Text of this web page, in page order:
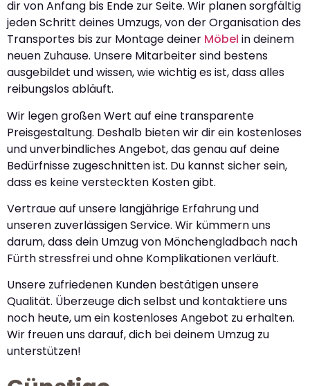
dir von Anfang bis Ende zur Seite. Wir planen sorgfältig
jeden Schritt deines Umzugs, von der Organisation des
Transportes bis zur Montage deiner Möbel in deinem
neuen Zuhause. Unsere Mitarbeiter sind bestens
ausgebildet und wissen, wie wichtig es ist, dass alles
reibungslos abläuft.
Wir legen großen Wert auf eine transparente
Preisgestaltung. Deshalb bieten wir dir ein kostenloses
und unverbindliches Angebot, das genau auf deine
Bedürfnisse zugeschnitten ist. Du kannst sicher sein,
dass es keine versteckten Kosten gibt.
Vertraue auf unsere langjährige Erfahrung und
unseren zuverlässigen Service. Wir kümmern uns
darum, dass dein Umzug von Mönchengladbach nach
Fürth stressfrei und ohne Komplikationen verläuft.
Unsere zufriedenen Kunden bestätigen unsere
Qualität. Überzeuge dich selbst und kontaktiere uns
noch heute, um ein kostenloses Angebot zu erhalten.
Wir freuen uns darauf, dich bei deinem Umzug zu
unterstützen!